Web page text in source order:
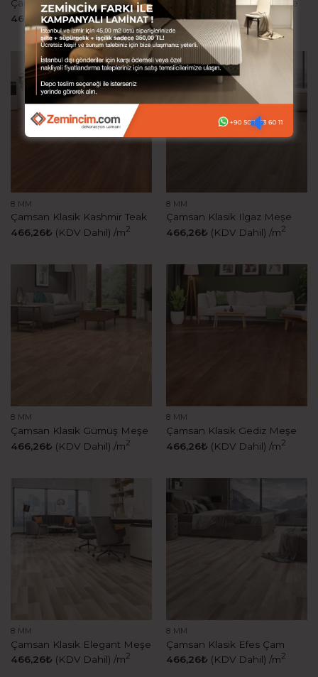
Çamsan Klasik Milas Meşe
466,26₺ (KDV Dahil)/m2
Çamsan Klasik Kristal Meşe
466,26₺ (KDV Dahil)/m
8 MM
Çamsan Klasik Kashmir Teak
466,26₺ (KDV Dahil) /m2
8 MM
Çamsan Klasik Ilgaz Meşe
466,26₺ (KDV Dahil) /m2
8 MM
Çamsan Klasik Gümüş Meşe
466,26₺ (KDV Dahil) /m2
8 MM
Çamsan Klasik Gediz Meşe
466,26₺ (KDV Dahil) /m2
8 MM
Çamsan Klasik Elegant Meşe
466,26₺ (KDV Dahil) /m2
8 MM
Çamsan Klasik Efes Çam
466,26₺ (KDV Dahil) /m2